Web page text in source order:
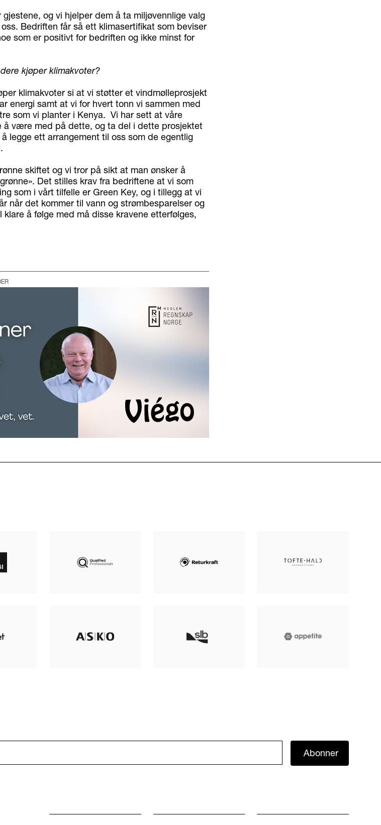
og vi hjelper dem å ta miljøvennlige valg
Bedriften får så ett klimasertifikat som beviser
som er positivt for bedriften og ikke minst for
kjøper klimakvoter?
klimakvoter si at vi støtter et vindmølleprosjekt
energi samt at vi for hvert tonn vi sammen med
som vi planter i Kenya. Vi har sett at våre
å være med på dette, og ta del i dette prosjektet
legge ett arrangement til oss som de egentlig
skiftet og vi tror på sikt at man ønsker å
Det stilles krav fra bedriftene at vi som
som i vårt tilfelle er Green Key, og i tillegg at vi
når det kommer til vann og strømbesparelser og
å følge med må disse kravene etterfølges,
Abonner